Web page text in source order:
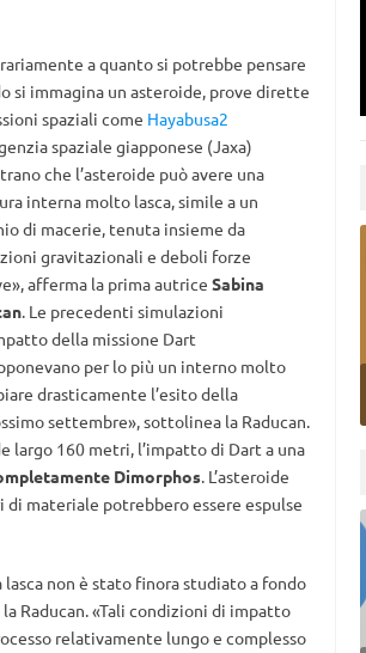
a quanto si potrebbe pensare
si immagina un asteroide, prove dirette
spaziali come Hayabusa2
spaziale giapponese (Jaxa)
che l’asteroide può avere una
interna molto lasca, simile a un
di macerie, tenuta insieme da
gravitazionali e deboli forze
afferma la prima autrice Sabina
. Le precedenti simulazioni
della missione Dart
per lo più un interno molto
drasticamente l’esito della
settembre», sottolinea la Raducan.
largo 160 metri, l’impatto di Dart a una
Dimorphos. L’asteroide
materiale potrebbero essere espulse
non è stato finora studiato a fondo
Raducan. «Tali condizioni di impatto
relativamente lungo e complesso